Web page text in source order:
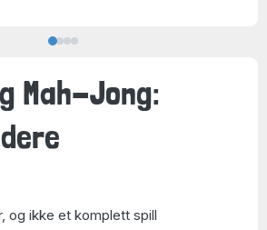
Mah-Jong:
og ikke et komplett spill